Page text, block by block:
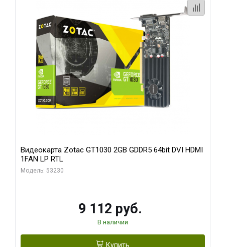
Видеокарта Zotac GT1030 2GB GDDR5 64bit DVI HDMI
1FAN LP RTL
Модель: 53230
9 112 руб.
В наличии
Купить